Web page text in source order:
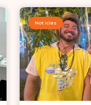
Noticias